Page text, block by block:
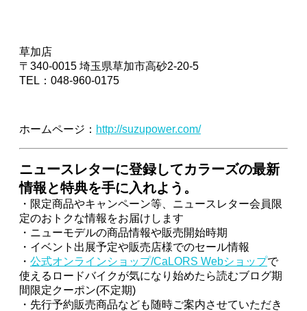
草加店
〒340-0015 埼玉県草加市高砂2-20-5
TEL：048-960-0175
ホームページ： http://suzupower.com/
ニュースレターに登録してカラーズの最新
情報と特典を手に入れよう。
・限定商品やキャンペーン等、ニュースレター会員限
定のおトクな情報をお届けします
・ニューモデルの商品情報や販売開始時期
・イベント出展予定や販売店様でのセール情報
・ 公式オンラインショップ/CaLORS Webショップで
使えるロードバイクが気になり始めたら読むブログ期
間限定クーポン(不定期)
・先行予約販売商品なども随時ご案内させていただき